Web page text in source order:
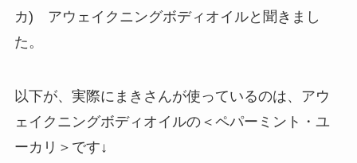
カ) アウェイクニングボディオイルと聞きまし
た。
以下が、実際にまきさんが使っているのは、アウ
ェイクニングボディオイルの＜ペパーミント・ユ
ーカリ＞です↓